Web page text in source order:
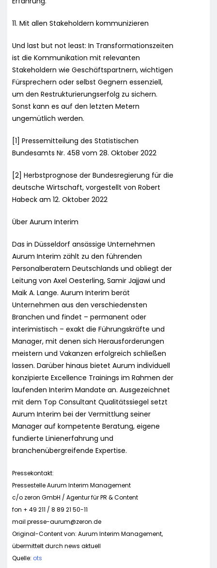
11. Mit allen Stakeholdern kommunizieren
Und last but not least: In Transformationszeiten
ist die Kommunikation mit relevanten
Stakeholdern wie Geschäftspartnern, wichtigen
Fürsprechern oder selbst Gegnern essenziell,
um den Restrukturierungserfolg zu sichern.
Sonst kann es auf den letzten Metern
ungemütlich werden.
[1] Pressemitteilung des Statistischen
Bundesamts Nr. 458 vom 28. Oktober 2022
[2] Herbstprognose der Bundesregierung für die
deutsche Wirtschaft, vorgestellt von Robert
Habeck am 12. Oktober 2022
Über Aurum Interim
Das in Düsseldorf ansässige Unternehmen
Aurum Interim zählt zu den führenden
Personalberatern Deutschlands und obliegt der
Leitung von Axel Oesterling, Samir Jajjawi und
Maik A. Lange. Aurum Interim berät
Unternehmen aus den verschiedensten
Branchen und findet – permanent oder
interimistisch – exakt die Führungskräfte und
Manager, mit denen sich Herausforderungen
meistern und Vakanzen erfolgreich schließen
lassen. Darüber hinaus bietet Aurum individuell
konzipierte Excellence Trainings im Rahmen der
laufenden Interim Mandate an. Ausgezeichnet
mit dem Top Consultant Qualitätssiegel setzt
Aurum Interim bei der Vermittlung seiner
Manager auf kompetente Beratung, eigene
fundierte Linienerfahrung und
branchenübergreifende Expertise.
Pressekontakt:
Pressestelle Aurum Interim Management
c/o zeron GmbH / Agentur für PR & Content
fon + 49 211 / 8 89 21 50-11
mail presse-aurum@zeron.de
Original-Content von: Aurum Interim Management,
übermittelt durch news aktuell
Quelle: ots